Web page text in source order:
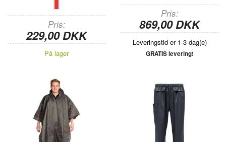
Pris
229,00 DKK
På lager
Pris
869,00 DKK
Leveringstid er 1-3 dag(e)
GRATIS levering!